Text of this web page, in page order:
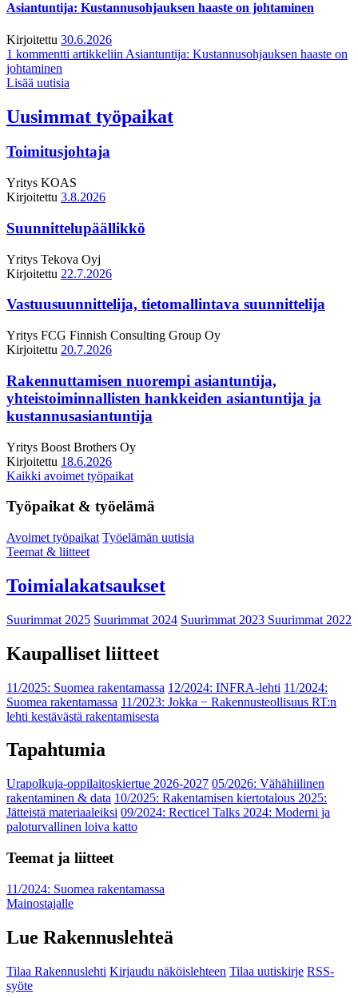
Asiantuntija: Kustannusohjauksen haaste on johtaminen
Kirjoitettu 30.6.2026
1 kommentti artikkeliin Asiantuntija: Kustannusohjauksen haaste on
johtaminen
Lisää uutisia
Uusimmat työpaikat
Toimitusjohtaja
Yritys KOAS
Kirjoitettu 3.8.2026
Suunnittelupäällikkö
Yritys Tekova Oyj
Kirjoitettu 22.7.2026
Vastuusuunnittelija, tietomallintava suunnittelija
Yritys FCG Finnish Consulting Group Oy
Kirjoitettu 20.7.2026
Rakennuttamisen nuorempi asiantuntija,
yhteistoiminnallisten hankkeiden asiantuntija ja
kustannusasiantuntija
Yritys Boost Brothers Oy
Kirjoitettu 18.6.2026
Kaikki avoimet työpaikat
Työpaikat & työelämä
Avoimet työpaikat Työelämän uutisia
Teemat & liitteet
Toimialakatsaukset
Suurimmat 2025 Suurimmat 2024 Suurimmat 2023 Suurimmat 2022
Kaupalliset liitteet
11/2025: Suomea rakentamassa 12/2024: INFRA-lehti 11/2024:
Suomea rakentamassa 11/2023: Jokka − Rakennusteollisuus RT:n
lehti kestävästä rakentamisesta
Tapahtumia
Urapolkuja-oppilaitoskiertue 2026-2027 05/2026: Vähähiilinen
rakentaminen & data 10/2025: Rakentamisen kiertotalous 2025:
Jätteistä materiaaleiksi 09/2024: Recticel Talks 2024: Moderni ja
paloturvallinen loiva katto
Teemat ja liitteet
11/2024: Suomea rakentamassa
Mainostajalle
Lue Rakennuslehteä
Tilaa Rakennuslehti Kirjaudu näköislehteen Tilaa uutiskirje RSS-
syöte